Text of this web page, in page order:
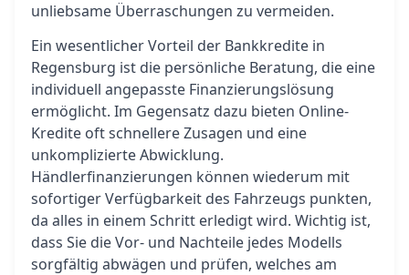
unliebsame Überraschungen zu vermeiden.
Ein wesentlicher Vorteil der Bankkredite in
Regensburg ist die persönliche Beratung, die eine
individuell angepasste Finanzierungslösung
ermöglicht. Im Gegensatz dazu bieten Online-
Kredite oft schnellere Zusagen und eine
unkomplizierte Abwicklung.
Händlerfinanzierungen können wiederum mit
sofortiger Verfügbarkeit des Fahrzeugs punkten,
da alles in einem Schritt erledigt wird. Wichtig ist,
dass Sie die Vor- und Nachteile jedes Modells
sorgfältig abwägen und prüfen, welches am